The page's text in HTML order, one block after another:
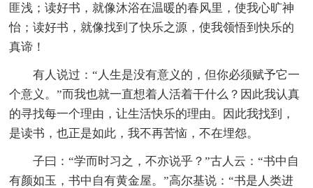
匪浅；读好书，就像沐浴在温暖的春风里，使我心旷神
怡；读好书，就像找到了快乐之源，使我领悟到快乐的
真谛！
有人说过：“人生是没有意义的，但你必须赋予它一
个意义。”而我也就一直想着人活着干什么？因此我认真
的寻找每一个理由，让生活快乐的理由。因此我找到，
是读书，也正是如此，我不再苦恼，不在埋怨。
子曰：“学而时习之，不亦说乎？”古人云：“书中自
有颜如玉，书中自有黄金屋。”高尔基说：“书是人类进